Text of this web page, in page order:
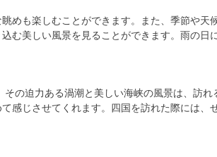
めも楽しむことができます。また、季節や天
む美しい風景を見ることができます。雨の日
の迫力ある渦潮と美しい海峡の風景は、訪
感じさせてくれます。四国を訪れた際には、